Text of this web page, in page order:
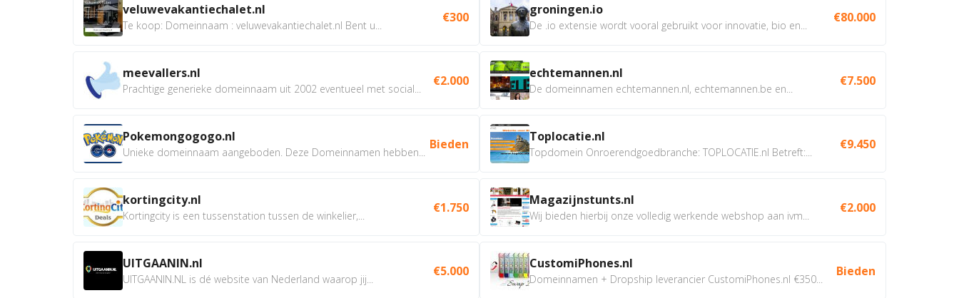
veluwevakantiechalet.nl
Te koop: Domeinnaam : veluwevakantiechalet.nl Bent u...
€300
meevallers.nl
Prachtige generieke domeinnaam uit 2002 eventueel met social...
€2.000
Pokemongogogo.nl
Unieke domeinnaam aangeboden. Deze Domeinnamen hebben...
Bieden
kortingcity.nl
Kortingcity is een tussenstation tussen de winkelier,...
€1.750
UITGAANIN.nl
UITGAANIN.NL is dé website van Nederland waarop jij...
€5.000
groningen.io
De .io extensie wordt vooral gebruikt voor innovatie, bio en...
€80.000
echtemannen.nl
De domeinnamen echtemannen.nl, echtemannen.be en...
€7.500
Toplocatie.nl
Topdomein Onroerendgoedbranche: TOPLOCATIE.nl Betreft:...
€9.450
Magazijnstunts.nl
Wij bieden hierbij onze volledig werkende webshop aan ivm...
€2.000
CustomiPhones.nl
Domeinnamen + Dropship leverancier CustomiPhones.nl €350...
Bieden